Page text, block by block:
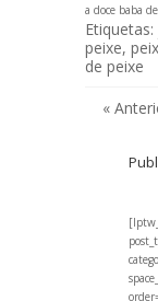
a doce baba
Etiquetas:
peixe,
de peixe
«